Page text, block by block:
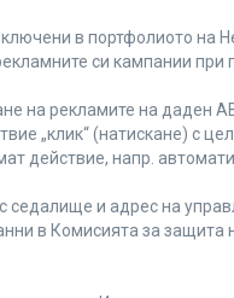
в портфолиото
си кампании при
на рекламите на даден
„клик“ (натискане) с
действие, напр.
и адрес на
в Комисията за защита